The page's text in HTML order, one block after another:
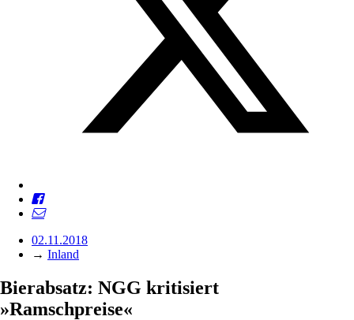
02.11.2018
→ Inland
Bierabsatz: NGG kritisiert
»Ramschpreise«